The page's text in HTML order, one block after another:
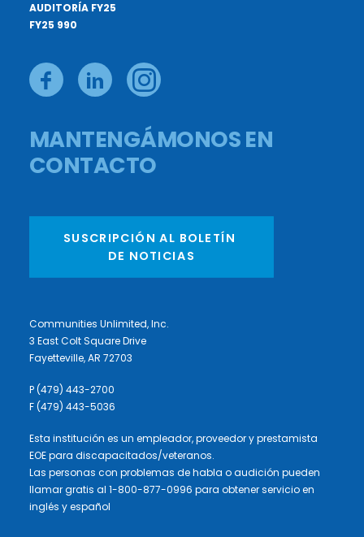
AUDITORÍA FY25
FY25 990
MANTENGÁMONOS EN
CONTACTO
SUSCRIPCIÓN AL BOLETÍN
DE NOTICIAS
Communities Unlimited, Inc.
3 East Colt Square Drive
Fayetteville, AR 72703
P (479) 443-2700
F (479) 443-5036
Esta institución es un empleador, proveedor y prestamista
EOE para discapacitados/veteranos.
Las personas con problemas de habla o audición pueden
llamar gratis al 1-800-877-0996 para obtener servicio en
inglés y español